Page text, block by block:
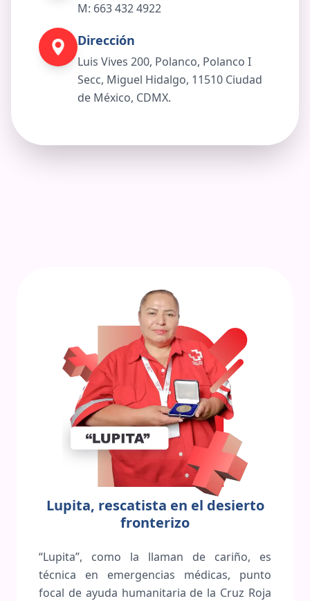
M: 663 432 4922
Dirección
Luis Vives 200, Polanco, Polanco I
Secc, Miguel Hidalgo, 11510 Ciudad
de México, CDMX.
Lupita, rescatista en el desierto
fronterizo
“Lupita”, como la llaman de cariño, es
técnica en emergencias médicas, punto
focal de ayuda humanitaria de la Cruz Roja